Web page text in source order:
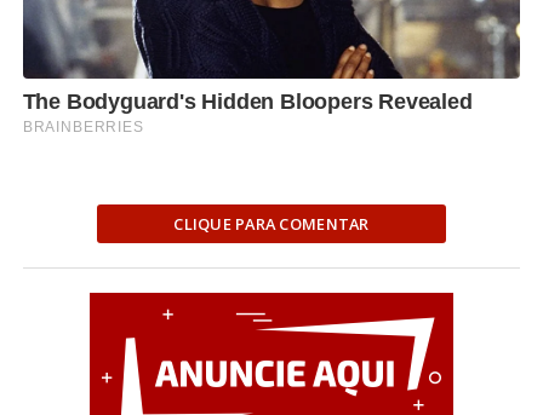
CLIQUE PARA COMENTAR